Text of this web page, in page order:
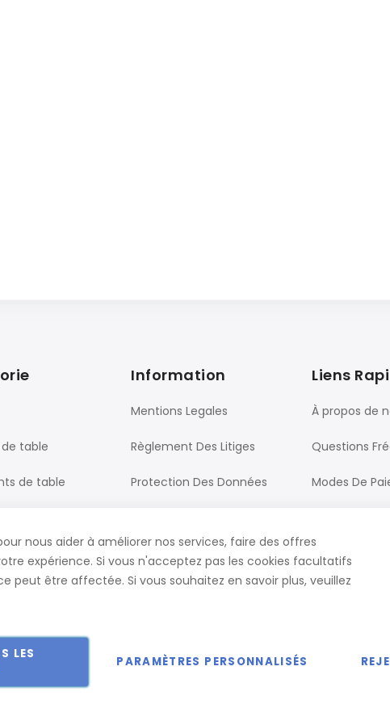
table
de table
Bureau
Information
Mentions Legales
Règlement Des Litiges
Protection Des Données
CGV
Liens
À propos de
Questions
Modes De
Contact
droits réservés.
nous aider à améliorer nos services, faire des offres
expérience. Si vous n'acceptez pas les cookies facultatifs
peut être affectée. Si vous souhaitez en savoir plus, veuillez
LES
PARAMÈTRES PERSONNALISÉS